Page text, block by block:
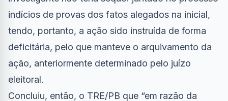
indícios de provas dos fatos alegados na inicial,
tendo, portanto, a ação sido instruída de forma
deficitária, pelo que manteve o arquivamento da
ação, anteriormente determinado pelo juízo
eleitoral.
Concluiu, então, o TRE/PB que “em razão da